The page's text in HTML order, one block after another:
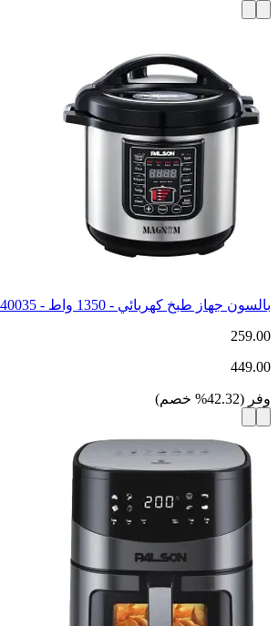
بالسون جهاز طبخ كهربائي - 1350 واط - 40035
259.00
449.00
وفر (
42.32
% خصم)